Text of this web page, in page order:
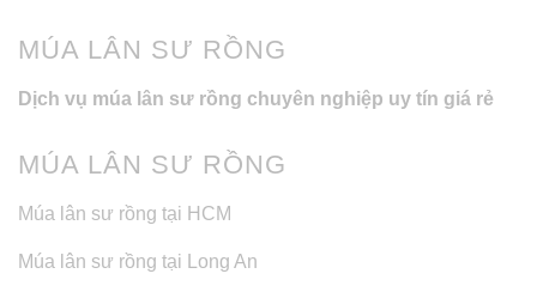
MÚA LÂN SƯ RỒNG
Dịch vụ múa lân sư rồng chuyên nghiệp uy tín giá rẻ
MÚA LÂN SƯ RỒNG
Múa lân sư rồng tại HCM
Múa lân sư rồng tại Long An